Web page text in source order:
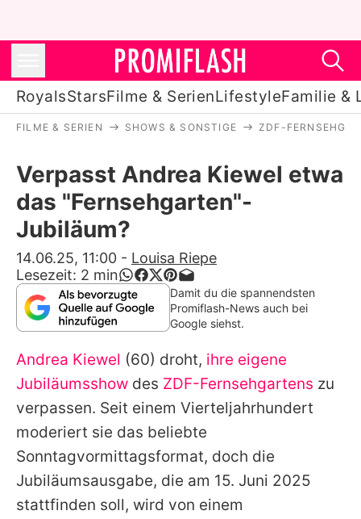
RoyalsStarsFilme & SerienLifestyleFamilie &
Stars
Filme & Serien
Lifestyle
Familie & Liebe
Promiflash Exklusiv
Alle Themen auf Promiflash
Jobs
App runterladen
Team
Redaktionelle Richtlinien
FILME & SERIEN SHOWS & SONSTIGE ZDF-
Verpasst Andrea Kiewel etwa
das "Fernsehgarten"-
Jubiläum?
14.06.25, 11:00 - Louisa Riepe
Lesezeit: 2 min
Damit du die spannendsten
Promiflash-News auch bei
Google siehst.
Andrea Kiewel (60) droht, ihre eigene
Jubiläumsshow des ZDF-Fernsehgartens zu
verpassen. Seit einem Vierteljahrhundert
moderiert sie das beliebte
Sonntagvormittagsformat, doch die
Jubiläumsausgabe, die am 15. Juni 2025
stattfinden soll, wird von einem